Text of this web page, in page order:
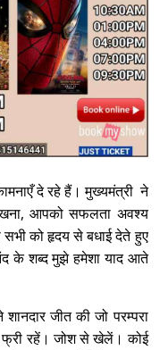
दे रहे हैं। मुख्यमंत्री ने
आपको सफलता अवश्य
सभी को हृदय से बधाई देते हुए
के शब्द मुझे हमेशा याद आते
जीत की जो परम्परा
रहें। जोश से खेलें। कोई